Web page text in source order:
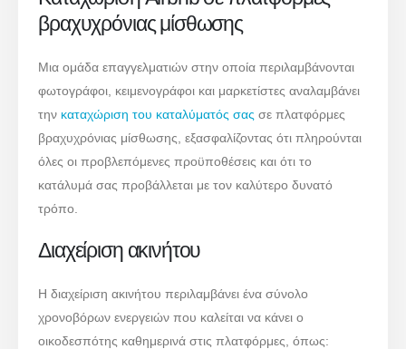
βραχυχρόνιας μίσθωσης
Μια ομάδα επαγγελματιών στην οποία περιλαμβάνονται
φωτογράφοι, κειμενογράφοι και μαρκετίστες αναλαμβάνει
την καταχώριση του καταλύματός σας σε πλατφόρμες
βραχυχρόνιας μίσθωσης, εξασφαλίζοντας ότι πληρούνται
όλες οι προβλεπόμενες προϋποθέσεις και ότι το
κατάλυμά σας προβάλλεται με τον καλύτερο δυνατό
τρόπο.
Διαχείριση ακινήτου
Η διαχείριση ακινήτου περιλαμβάνει ένα σύνολο
χρονοβόρων ενεργειών που καλείται να κάνει ο
οικοδεσπότης καθημερινά στις πλατφόρμες, όπως: